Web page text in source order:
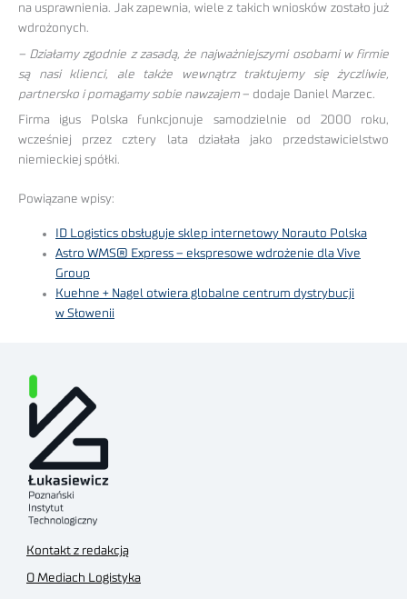
na usprawnienia. Jak zapewnia, wiele z takich wniosków zostało już
wdrożonych.
– Działamy zgodnie z zasadą, że najważniejszymi osobami w firmie
są nasi klienci, ale także wewnątrz traktujemy się życzliwie,
partnersko i pomagamy sobie nawzajem – dodaje Daniel Marzec.
Firma igus Polska funkcjonuje samodzielnie od 2000 roku,
wcześniej przez cztery lata działała jako przedstawicielstwo
niemieckiej spółki.
Powiązane wpisy:
ID Logistics obsługuje sklep internetowy Norauto Polska
Astro WMS® Express – ekspresowe wdrożenie dla Vive
Group
Kuehne + Nagel otwiera globalne centrum dystrybucji
w Słowenii
Kontakt z redakcją
O Mediach Logistyka